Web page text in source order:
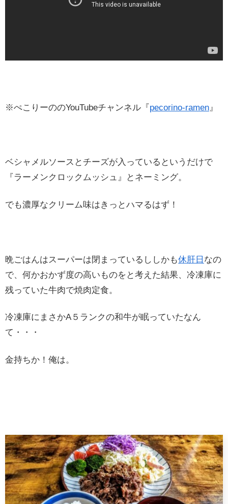
※ぺこりーののYouTubeチャンネル『pecorino-ramen 』
ベシャメルソースとチーズが入っているというだけで
『ラーメンクロックムッシュ』とネーミング。
でも濃厚なクリーム味はきっとハマるはず！
晩ごはんはスーパーは閉まっているししかも休肝日 なの
で、何かおかず度の高いものをと考えた結果、冷凍庫に
残っていた牛肉で焼肉定食。
冷凍庫にまさかA５ランクの和牛が眠っていたなん
て・・・
金持ちか！俺は。